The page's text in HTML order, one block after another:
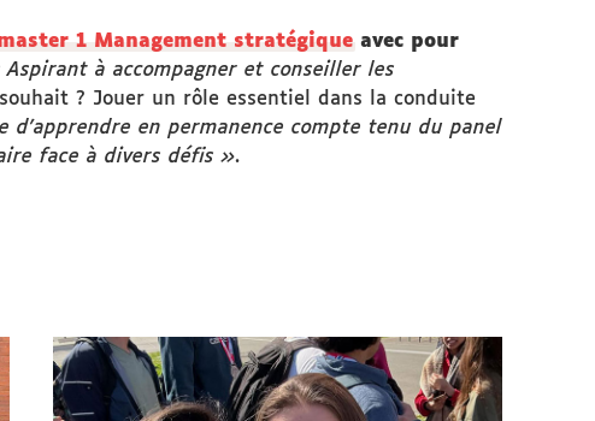
1 Management stratégique avec pour
Aspirant à accompagner et conseiller les
? Jouer un rôle essentiel dans la conduite
d’apprendre en permanence compte tenu du panel
face à divers défis ».